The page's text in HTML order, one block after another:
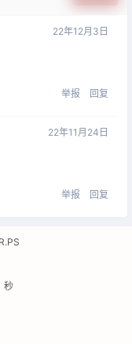
22年12月3日
举报 回复
22年11月24日
举报 回复
秒